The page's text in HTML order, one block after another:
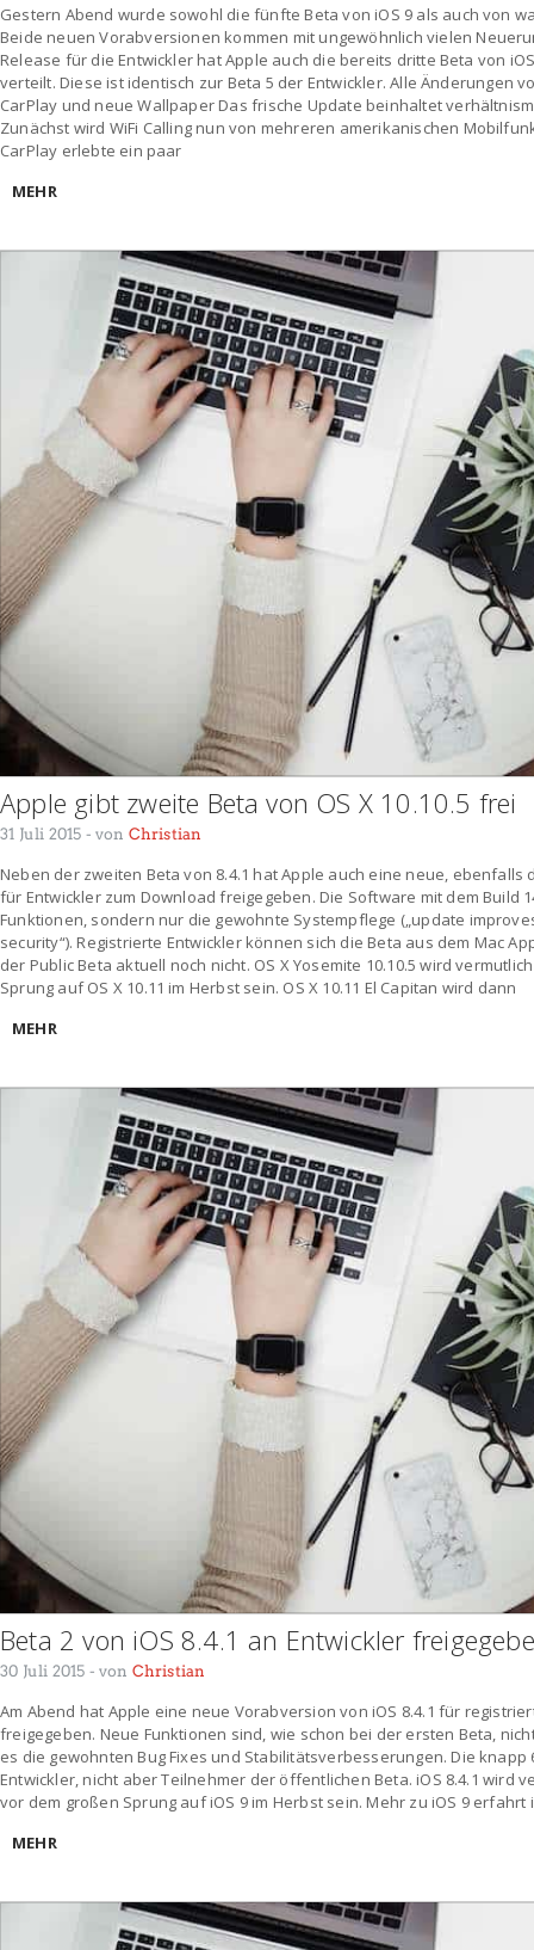
Gestern Abend wurde sowohl die fünfte Beta von iOS 9 als auch von
Beide neuen Vorabversionen kommen mit ungewöhnlich vielen
Release für die Entwickler hat Apple auch die bereits dritte Beta von
verteilt. Diese ist identisch zur Beta 5 der Entwickler. Alle Änderungen
CarPlay und neue Wallpaper Das frische Update beinhaltet
Zunächst wird WiFi Calling nun von mehreren amerikanischen
CarPlay erlebte ein paar
MEHR
Apple gibt zweite Beta von OS X 10.10.5 frei
31 Juli 2015 - von Christian
Neben der zweiten Beta von 8.4.1 hat Apple auch eine neue, ebenfalls
für Entwickler zum Download freigegeben. Die Software mit dem Build
Funktionen, sondern nur die gewohnte Systempflege („update
security“). Registrierte Entwickler können sich die Beta aus dem Mac
der Public Beta aktuell noch nicht. OS X Yosemite 10.10.5 wird
Sprung auf OS X 10.11 im Herbst sein. OS X 10.11 El Capitan wird dann
MEHR
Beta 2 von iOS 8.4.1 an Entwickler
30 Juli 2015 - von Christian
Am Abend hat Apple eine neue Vorabversion von iOS 8.4.1 für
freigegeben. Neue Funktionen sind, wie schon bei der ersten Beta,
es die gewohnten Bug Fixes und Stabilitätsverbesserungen. Die
Entwickler, nicht aber Teilnehmer der öffentlichen Beta. iOS 8.4.1 wird
vor dem großen Sprung auf iOS 9 im Herbst sein. Mehr zu iOS 9
MEHR